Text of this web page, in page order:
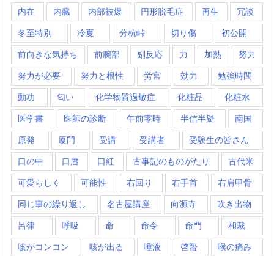
内在 内臓 内部被爆 円形脱毛症 再生 冗談
冬至特別 冷夏 分杭峠 切り傷 初公開
前向きな気持ち 前腕部 副反応 力 加熱 努力
努力が必要 努力と根性 労宮 効力 勉強時間
動功 匂い 化学物質過敏症 化粧品 化粧水
医学書 医師の診断 午前零時 半信半疑 南国
原発 厦門 受講 受講者 受験生の皆さん
口の中 口唇 口紅 古事記のものがたり 古代米
可愛らしく 可能性 右回り 右手首 右肩甲骨
同じ事の繰り返し 名古屋講座 向源寺 吹き出物
呂律 呼吸 命 命令 命門 和裁
咳がコンコン 咳が出る 唾液 啓蟄 喉の痛み